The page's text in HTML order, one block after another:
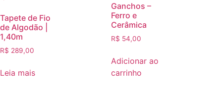
Tapete de Fio
de Algodão |
1,40m
R$ 289,00
Leia mais
Ganchos –
Ferro e
Cerâmica
R$ 54,00
Adicionar ao
carrinho